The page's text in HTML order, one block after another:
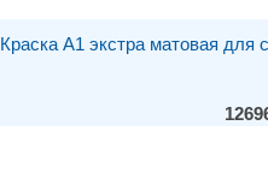
Краска A1 экстра матовая для